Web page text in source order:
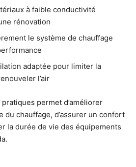
à faible conductivité
rénovation
le système de chauffage
adaptée pour limiter la
l’air
permet d’améliorer
du chauffage, d’assurer un confort
la durée de vie des équipements